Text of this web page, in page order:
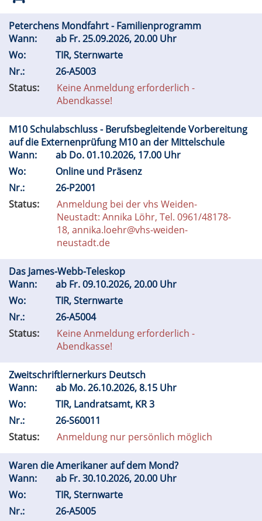
Peterchens Mondfahrt - Familienprogramm
Wann:
ab Fr.25.09.2026, 20.00 Uhr
Wo:
TIR, Sternwarte
Nr.:
26-A5003
Status:
Keine Anmeldung erforderlich -
Abendkasse!
M10 Schulabschluss - Berufsbegleitende Vorbereitung
auf die Externenprüfung M10 an der Mittelschule
Wann:
ab Do.01.10.2026, 17.00 Uhr
Wo:
Online und Präsenz
Nr.:
26-P2001
Status:
Anmeldung bei der vhs Weiden-
Neustadt: Annika Löhr, Tel. 0961/48178-
18, annika.loehr@vhs-weiden-
neustadt.de
Das James-Webb-Teleskop
Wann:
ab Fr.09.10.2026, 20.00 Uhr
Wo:
TIR, Sternwarte
Nr.:
26-A5004
Status:
Keine Anmeldung erforderlich -
Abendkasse!
Zweitschriftlernerkurs Deutsch
Wann:
ab Mo.26.10.2026, 8.15 Uhr
Wo:
TIR, Landratsamt, KR 3
Nr.:
26-S60011
Status:
Anmeldung nur persönlich möglich
Waren die Amerikaner auf dem Mond?
Wann:
ab Fr.30.10.2026, 20.00 Uhr
Wo:
TIR, Sternwarte
Nr.:
26-A5005